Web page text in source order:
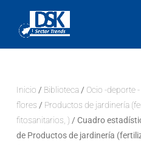
Inicio / Biblioteca/ Ocio -deporte
flores / Productos de jardinería
fitosanitarios, ) / Cuadro
de Productos de jardinería